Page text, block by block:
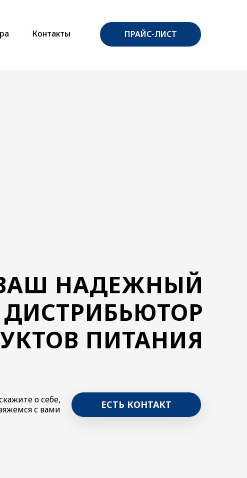
Контакты ПРАЙС-ЛИСТ
ЕСТЬ КОНТАКТ
о себе,
с вами
НАДЕЖНЫЙ
ДИСТРИБЬЮТОР
ПИТАНИЯ